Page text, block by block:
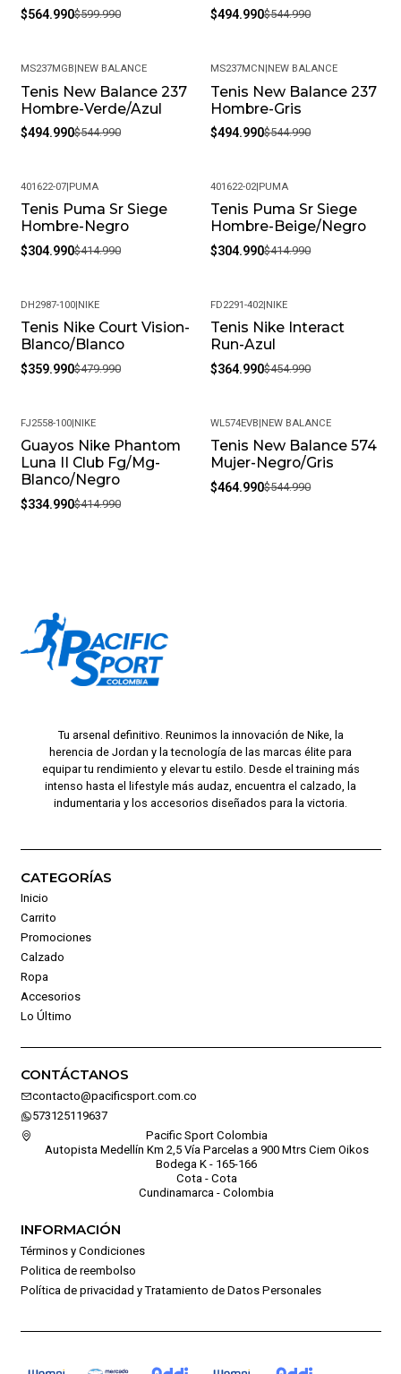
$564.990$599.990 $494.990$544.990
-9%
MS237MGB|NEW BALANCE
Tenis New Balance 237
Hombre-Verde/Azul
$494.990$544.990
-9%
MS237MCN|NEW BALANCE
Tenis New Balance 237
Hombre-Gris
$494.990$544.990
-27%
401622-07|PUMA
Tenis Puma Sr Siege
Hombre-Negro
$304.990$414.990
-27%
401622-02|PUMA
Tenis Puma Sr Siege
Hombre-Beige/Negro
$304.990$414.990
-25%
DH2987-100|NIKE
Tenis Nike Court Vision-
Blanco/Blanco
$359.990$479.990
-20%
FD2291-402|NIKE
Tenis Nike Interact
Run-Azul
$364.990$454.990
-19%
FJ2558-100|NIKE
Guayos Nike Phantom
Luna II Club Fg/Mg-
Blanco/Negro
$334.990$414.990
-15%
WL574EVB|NEW BALANCE
Tenis New Balance 574
Mujer-Negro/Gris
$464.990$544.990
Tu arsenal definitivo. Reunimos la innovación de Nike, la
herencia de Jordan y la tecnología de las marcas élite para
equipar tu rendimiento y elevar tu estilo. Desde el training más
intenso hasta el lifestyle más audaz, encuentra el calzado, la
indumentaria y los accesorios diseñados para la victoria.
CATEGORÍAS
Inicio
Carrito
Promociones
Calzado
Ropa
Accesorios
Lo Último
CONTÁCTANOS
contacto@pacificsport.com.co
573125119637
Pacific Sport Colombia
Autopista Medellín Km 2,5 Vía Parcelas a 900 Mtrs Ciem Oikos
Bodega K - 165-166
Cota - Cota
Cundinamarca - Colombia
INFORMACIÓN
Términos y Condiciones
Politica de reembolso
Política de privacidad y Tratamiento de Datos Personales